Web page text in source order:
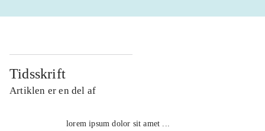
Tidsskrift
Artiklen er en del af
lorem ipsum dolor sit amet ...